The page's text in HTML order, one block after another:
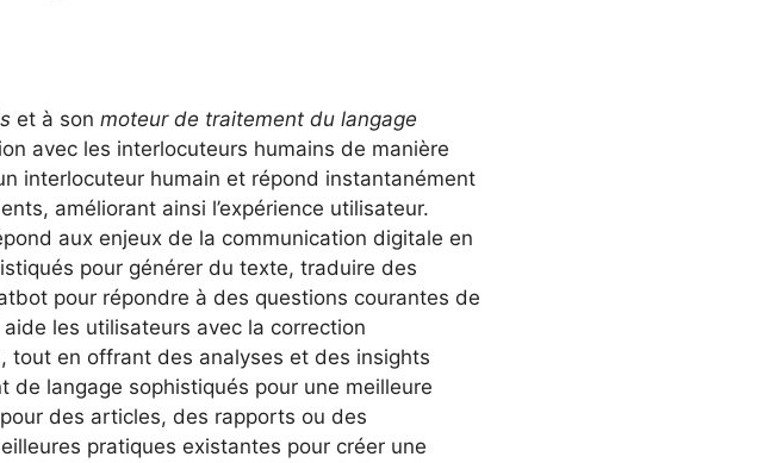
et à son moteur de traitement du langage
avec les interlocuteurs humains de manière
interlocuteur humain et répond instantanément
améliorant ainsi l’expérience utilisateur.
aux enjeux de la communication digitale en
pour générer du texte, traduire des
pour répondre à des questions courantes de
les utilisateurs avec la correction
tout en offrant des analyses et des insights
langage sophistiqués pour une meilleure
des articles, des rapports ou des
pratiques existantes pour créer une